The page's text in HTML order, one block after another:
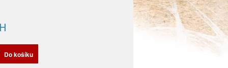
Do košíku